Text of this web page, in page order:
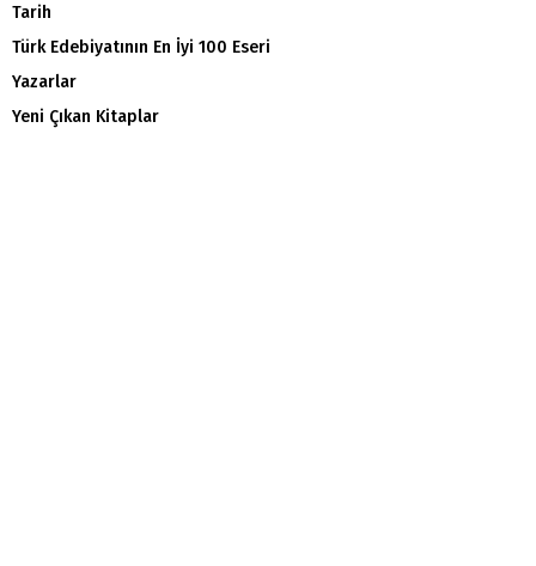
Tarih
Türk Edebiyatının En İyi 100 Eseri
Yazarlar
Yeni Çıkan Kitaplar